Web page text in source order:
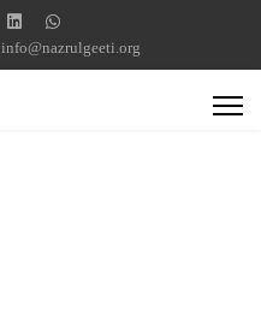
info@nazrulgeeti.org